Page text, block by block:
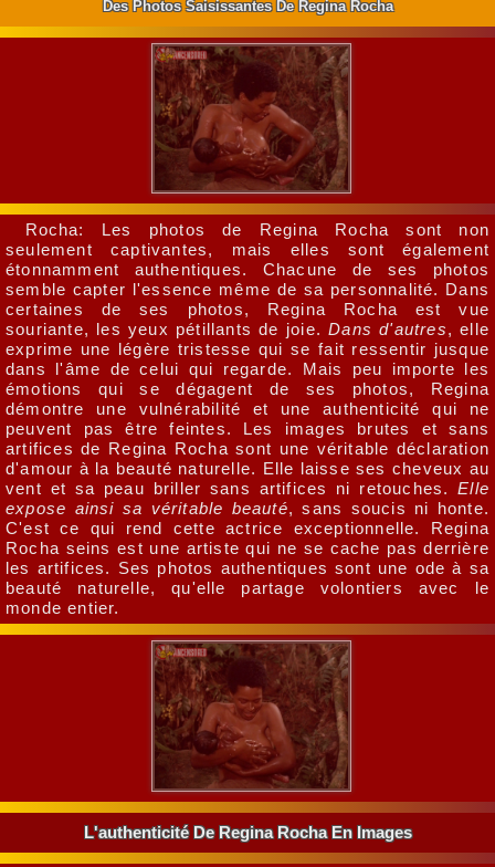
Des Photos Saisissantes De Regina Rocha
Rocha: Les photos de Regina Rocha sont non
seulement captivantes, mais elles sont également
étonnamment authentiques. Chacune de ses photos
semble capter l'essence même de sa personnalité. Dans
certaines de ses photos, Regina Rocha est vue
souriante, les yeux pétillants de joie.Dans d'autres, elle
exprime une légère tristesse qui se fait ressentir jusque
dans l'âme de celui qui regarde. Mais peu importe les
émotions qui se dégagent de ses photos, Regina
démontre une vulnérabilité et une authenticité qui ne
peuvent pas être feintes. Les images brutes et sans
artifices de Regina Rocha sont une véritable déclaration
d'amour à la beauté naturelle. Elle laisse ses cheveux au
vent et sa peau briller sans artifices ni retouches.Elle
expose ainsi sa véritable beauté, sans soucis ni honte.
C'est ce qui rend cette actrice exceptionnelle. Regina
Rocha seins est une artiste qui ne se cache pas derrière
les artifices. Ses photos authentiques sont une ode à sa
beauté naturelle, qu'elle partage volontiers avec le
monde entier.
L'authenticité De Regina Rocha En Images